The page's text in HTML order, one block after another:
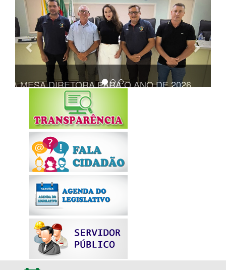
A ÚLTIMA SESSÃO ORDINÁRIA DO ANO
Anterior